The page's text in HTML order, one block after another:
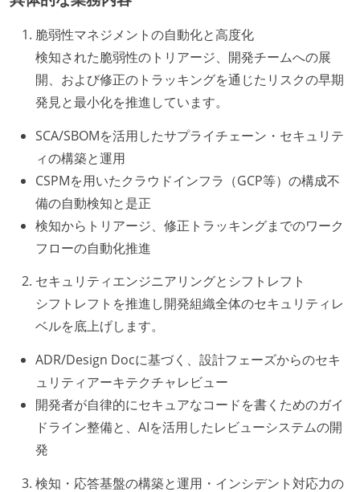
脆弱性マネジメントの自動化と高度化
検知された脆弱性のトリアージ、開発チームへの展
開、および修正のトラッキングを通じたリスクの早期
発見と最小化を推進しています。
SCA/SBOMを活用したサプライチェーン・セキュリテ
ィの構築と運用
CSPMを用いたクラウドインフラ（GCP等）の構成不
備の自動検知と是正
検知からトリアージ、修正トラッキングまでのワーク
フローの自動化推進
セキュリティエンジニアリングとシフトレフト
シフトレフトを推進し開発組織全体のセキュリティレ
ベルを底上げします。
ADR/Design Docに基づく、設計フェーズからのセキ
ュリティアーキテクチャレビュー
開発者が自律的にセキュアなコードを書くためのガイ
ドライン整備と、AIを活用したレビューシステムの開
発
検知・応答基盤の構築と運用・インシデント対応力の